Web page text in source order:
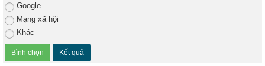
Google
Mạng xã hội
Khác